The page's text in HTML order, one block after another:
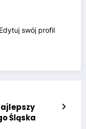
Edytuj swój profil
Śląska